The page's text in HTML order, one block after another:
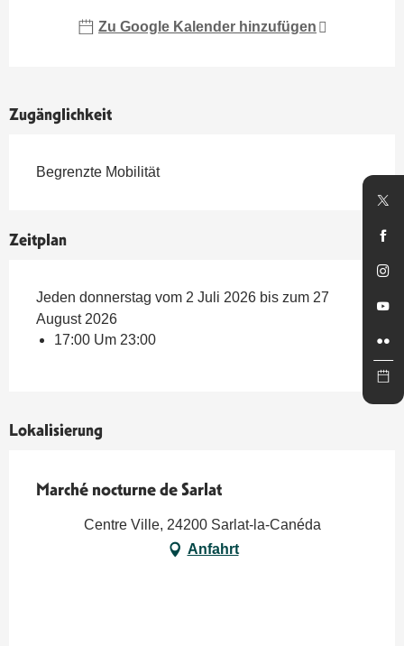
Zu Google Kalender hinzufügen
Zugänglichkeit
Begrenzte Mobilität
Zeitplan
Jeden donnerstag vom 2 Juli 2026 bis zum 27
August 2026
17:00 Um 23:00
Lokalisierung
Marché nocturne de Sarlat
Centre Ville, 24200 Sarlat-la-Canéda
Anfahrt